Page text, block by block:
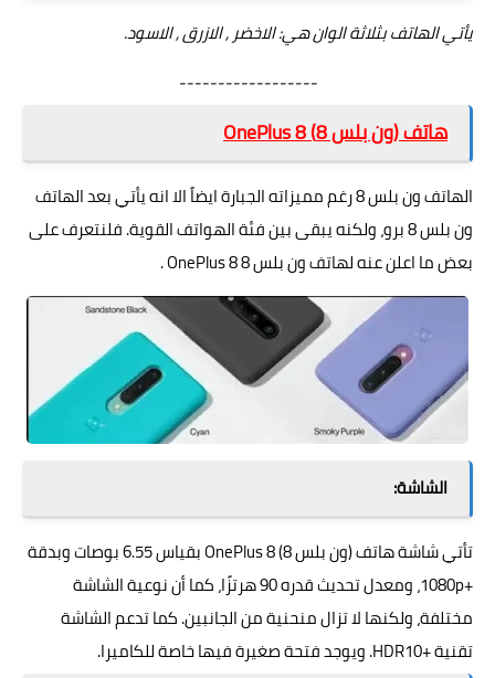
يأتي الهاتف بثلاثة الوان هي: الاخضر , الازرق , الاسود.
------------------
هاتف (ون بلس 8) OnePlus 8
الهاتف ون بلس 8 رغم مميزاته الجبارة ايضاً الا انه يأتي بعد الهاتف
ون بلس 8 برو، ولكنه يبقى بين فئة الهواتف القوية. فلنتعرف على
بعض ما اعلن عنه لهاتف ون بلس 8 OnePlus 8
.
الشاشة:
تأتي شاشة هاتف (ون بلس 8) OnePlus 8 بقياس 6.55 بوصات وبدقة
+1080p، ومعدل تحديث قدره 90 هرتزًا، كما أن نوعية الشاشة
مختلفة، ولكنها لا تزال منحنية من الجانبين. كما تدعم الشاشة
تقنية +HDR10. ويوجد فتحة صغيرة فيها خاصة للكاميرا.